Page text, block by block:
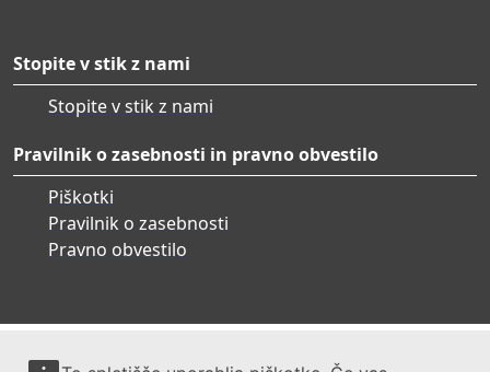
Stopite v stik z nami
Stopite v stik z nami
Pravilnik o zasebnosti in pravno obvestilo
Piškotki
Pravilnik o zasebnosti
Pravno obvestilo